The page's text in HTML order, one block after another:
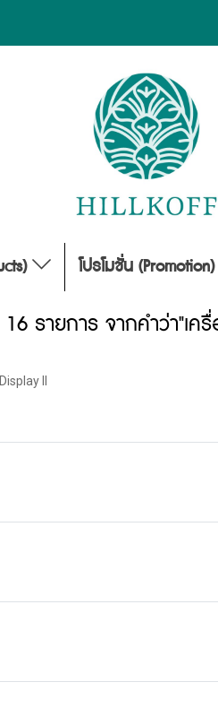
โปรโมชั่น (Promotion)
รายการ จากคำว่า"เ
II